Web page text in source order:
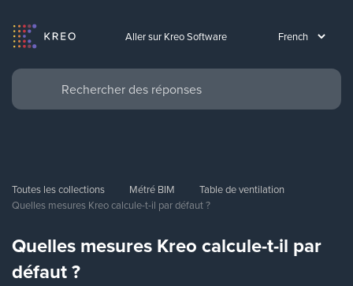
Aller sur Kreo Software
Toutes les collections Métré BIM
Table de ventilation
Quelles mesures Kreo calcule-t-il par défaut ?
Quelles mesures Kreo calcule-t-il par
défaut ?